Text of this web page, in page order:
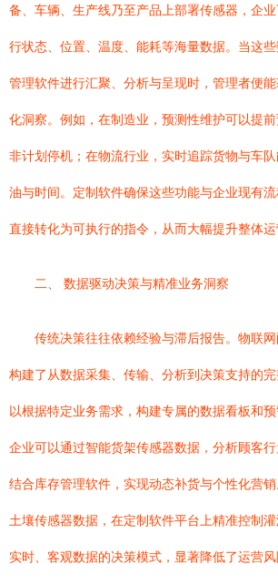
备、车辆、生产线乃至产品上部署传感器，企
行状态、位置、温度、能耗等海量数据。当这
管理软件进行汇聚、分析与呈现时，管理者便
化洞察。例如，在制造业，预测性维护可以提
非计划停机；在物流行业，实时追踪货物与车
油与时间。定制软件确保这些功能与企业现有
直接转化为可执行的指令，从而大幅提升整体运
二、 数据驱动决策与精准业务洞察
传统决策往往依赖经验与滞后报告。物联网
构建了从数据采集、传输、分析到决策支持的
以根据特定业务需求，构建专属的数据看板和
企业可以通过智能货架传感器数据，分析顾客行
结合库存管理软件，实现动态补货与个性化营
土壤传感器数据，在定制软件平台上精准控制
实时、客观数据的决策模式，显著降低了运营